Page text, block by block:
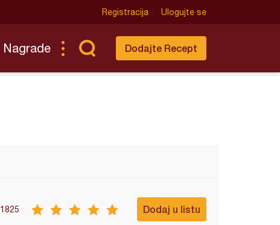
Registracija Ulogujte se
Nagrade Dodajte Recept
1825 Dodaj u listu